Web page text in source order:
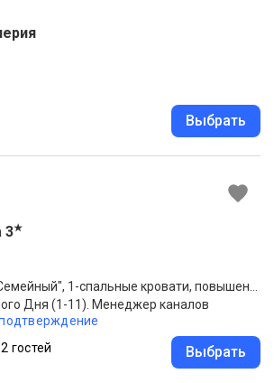
Выбрать
3★
Дня (1-11). Менеджер каналов
гостей Выбрать